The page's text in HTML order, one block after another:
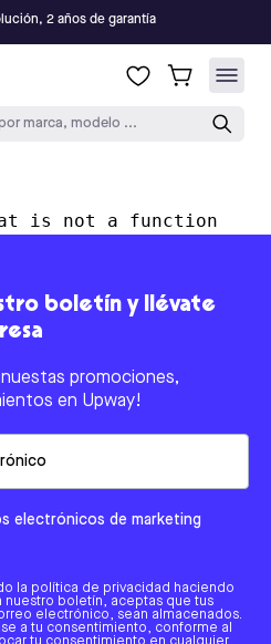
2 años de garantía
marca, modelo ...
is not a function
boletín y llévate
nuestas promociones,
en Upway!
electrónicos de marketing
la política de privacidad haciendo
nuestro boletín, aceptas que tus
electrónico, sean almacenados.
a tu consentimiento, conforme al